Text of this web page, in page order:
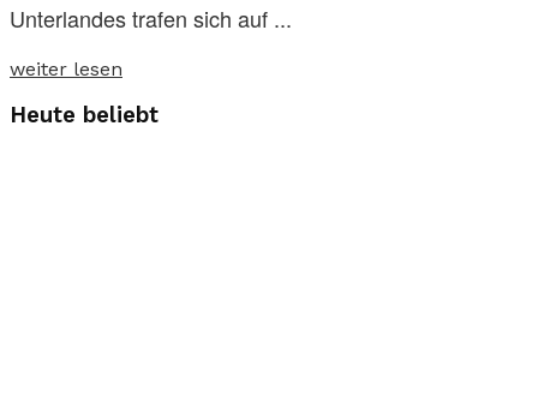
Unterlandes trafen sich auf ...
weiter lesen
Heute beliebt